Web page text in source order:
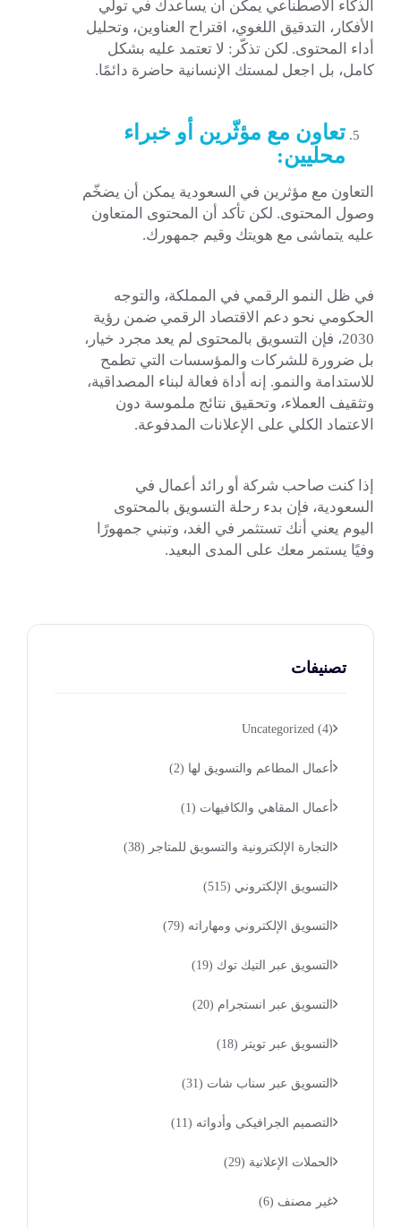
الذكاء الاصطناعي يمكن أن يساعدك في تولي
الأفكار، التدقيق اللغوي، اقتراح العناوين، وتحليل
أداء المحتوى. لكن تذكّر: لا تعتمد عليه بشكل
كامل، بل اجعل لمستك الإنسانية حاضرة دائمًا.
تعاون مع مؤثّرين أو خبراء
محليين:
التعاون مع مؤثرين في السعودية يمكن أن يضخّم
وصول المحتوى. لكن تأكد أن المحتوى المتعاون
عليه يتماشى مع هويتك وقيم جمهورك.
في ظل النمو الرقمي في المملكة، والتوجه
الحكومي نحو دعم الاقتصاد الرقمي ضمن رؤية
2030، فإن التسويق بالمحتوى لم يعد مجرد خيار،
بل ضرورة للشركات والمؤسسات التي تطمح
للاستدامة والنمو. إنه أداة فعالة لبناء المصداقية،
وتثقيف العملاء، وتحقيق نتائج ملموسة دون
الاعتماد الكلي على الإعلانات المدفوعة.
إذا كنت صاحب شركة أو رائد أعمال في
السعودية، فإن بدء رحلة التسويق بالمحتوى
اليوم يعني أنك تستثمر في الغد، وتبني جمهورًا
وفيًا يستمر معك على المدى البعيد.
تصنيفات
Uncategorized (4)
أعمال المطاعم والتسويق لها (2)
أعمال المقاهي والكافيهات (1)
التجارة الإلكترونية والتسويق للمتاجر (38)
التسويق الإلكتروني (515)
التسويق الإلكتروني ومهاراته (79)
التسويق عبر التيك توك (19)
التسويق عبر انستجرام (20)
التسويق عبر تويتر (18)
التسويق عبر سناب شات (31)
التصميم الجرافيكى وأدواته (11)
الحملات الإعلانية (29)
غير مصنف (6)